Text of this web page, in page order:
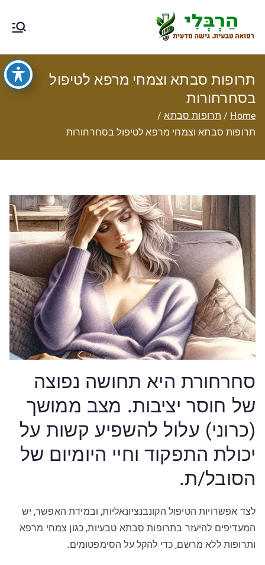
content
רפואה טבעית
מדעית
טיפול תזונתי, צמחי מרפא, רפואה
טבעית מסורתית ותוספי תזונה
תרופות סבתא וצמחי מרפא לטיפול
בסחרחורות
Home
תרופות סבתא
תרופות סבתא וצמחי מרפא לטיפול בסחרחורות
סחרחורת היא תחושה נפוצה
של חוסר יציבות. מצב ממושך
(כרוני) עלול להשפיע קשות על
יכולת התפקוד וחיי היומיום של
הסובל/ת.
לצד אפשרויות הטיפול הקונבנציונאליות, ובמידת האפשר, יש
המעדיפים להיעזר בתרופות סבתא טבעיות, כגון צמחי מרפא
ותרופות ללא מרשם, כדי להקל על הסימפטומים.